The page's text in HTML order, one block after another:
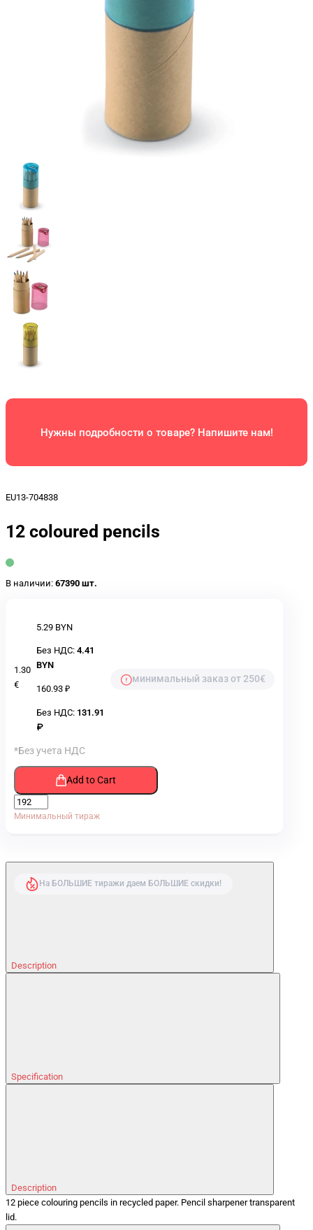
Нужны подробности о товаре? Напишите нам!
EU13-704838
12 coloured pencils
В наличии: 67390 шт.
1.30
€
5.29 BYN
Без НДС:4.41
BYN
160.93 ₽
Без НДС: 131.91
₽
минимальный заказ от 250€
*Без учета НДС
Add to Cart
Минимальный тираж
На БОЛЬШИЕ тиражи даем БОЛЬШИЕ скидки!
Description
Specification
Description
12 piece colouring pencils in recycled paper. Pencil sharpener transparent
lid.